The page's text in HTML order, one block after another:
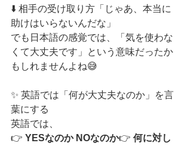
⬇️ 相手の受け取り方「じゃあ、本当に
助けはいらないんだな」
でも日本語の感覚では、「気を使わな
くて大丈夫です」という意味だったか
もしれませんよね😅
✨ 英語では「何が大丈夫なのか」を言
葉にする
英語では、
👉 YESなのか NOなのか👉 何に対し